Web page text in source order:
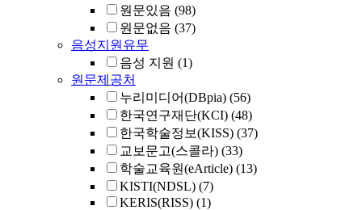
원문있음 (98)
원문없음 (37)
음성지원유무
음성 지원 (1)
원문제공처
누리미디어(DBpia) (56)
한국연구재단(KCI) (48)
한국학술정보(KISS) (37)
교보문고(스콜라) (33)
학술교육원(eArticle) (13)
KISTI(NDSL) (7)
KERIS(RISS) (1)